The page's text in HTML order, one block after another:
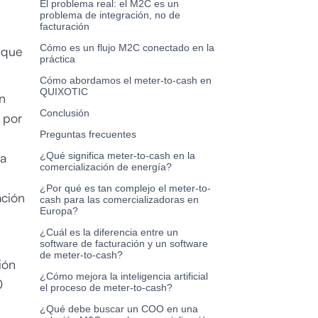
por
El problema real: el M2C es un
problema de integración, no de
facturación
Cómo es un flujo M2C conectado en la
práctica
Cómo abordamos el meter-to-cash en
QUIXOTIC
Conclusión
Preguntas frecuentes
¿Qué significa meter-to-cash en la
comercialización de energía?
¿Por qué es tan complejo el meter-to-
cash para las comercializadoras en
Europa?
¿Cuál es la diferencia entre un
software de facturación y un software
de meter-to-cash?
¿Cómo mejora la inteligencia artificial
el proceso de meter-to-cash?
¿Qué debe buscar un COO en una